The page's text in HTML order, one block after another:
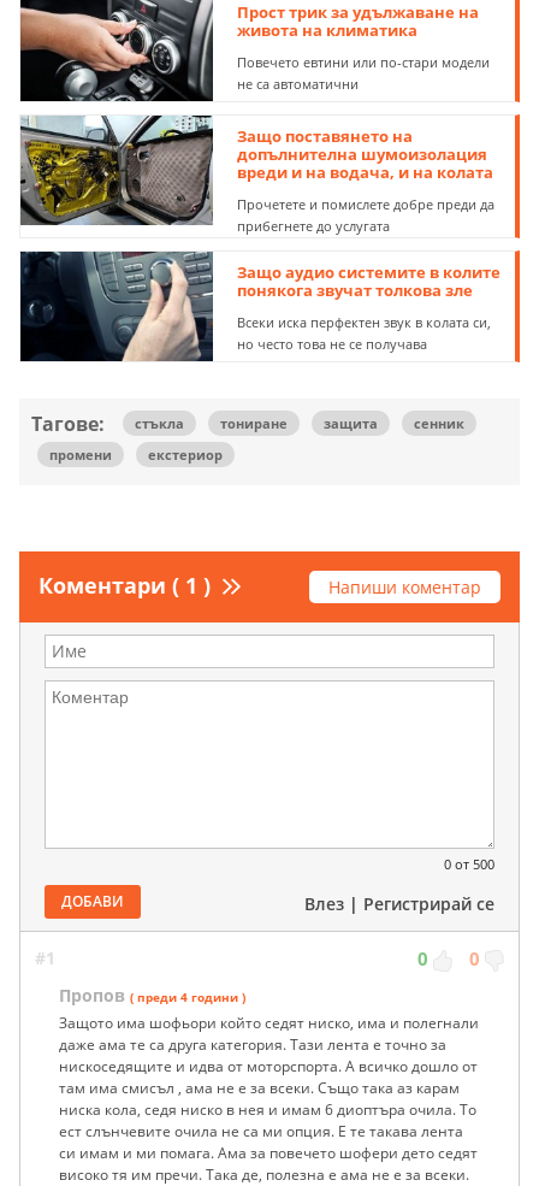
Прост трик за удължаване на
живота на климатика
Повечето евтини или по-стари модели
не са автоматични
Защо поставянето на
допълнителна шумоизолация
вреди и на водача, и на колата
Прочетете и помислете добре преди да
прибегнете до услугата
Защо аудио системите в колите
понякога звучат толкова зле
Всеки иска перфектен звук в колата си,
но често това не се получава
Тагове: стъкла тониране защита
сенник
промени
екстериор
Коментари ( 1 ) Напиши коментар
0 от 500
ДОБАВИ Влез | Регистрирай се
#1 0 0
Пропов ( преди 4 години )
Защото има шофьори който седят ниско, има и полегнали
даже ама те са друга категория. Тази лента е точно за
нискоседящите и идва от моторспорта. А всичко дошло от
там има смисъл , ама не е за всеки. Също така аз карам
ниска кола, седя ниско в нея и имам 6 диоптъра очила. То
ест слънчевите очила не са ми опция. Е те такава лента
си имам и ми помага. Ама за повечето шофери дето седят
високо тя им пречи. Така де, полезна е ама не е за всеки.